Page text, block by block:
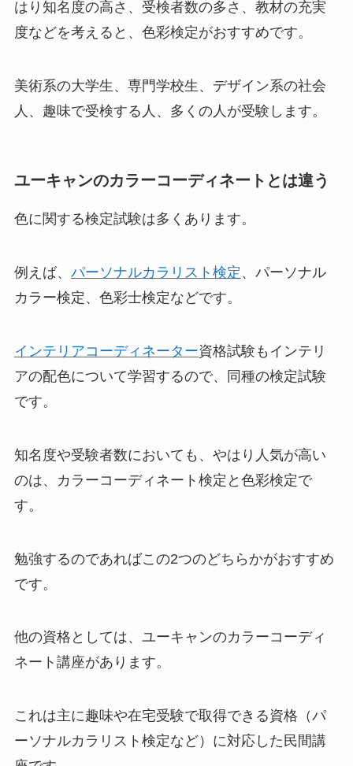
はり知名度の高さ、受検者数の多さ、教材の充実
度などを考えると、色彩検定がおすすめです。
美術系の大学生、専門学校生、デザイン系の社会
人、趣味で受検する人、多くの人が受験します。
ユーキャンのカラーコーディネートとは違う
色に関する検定試験は多くあります。
例えば、 パーソナルカラリスト検定 、パーソナル
カラー検定、色彩士検定などです。
インテリアコーディネーター資格試験もインテリ
アの配色について学習するので、同種の検定試験
です。
知名度や受験者数においても、やはり人気が高い
のは、カラーコーディネート検定と色彩検定で
す。
勉強するのであればこの2つのどちらかがおすすめ
です。
他の資格としては、ユーキャンのカラーコーディ
ネート講座があります。
これは主に趣味や在宅受験で取得できる資格（パ
ーソナルカラリスト検定など）に対応した民間講